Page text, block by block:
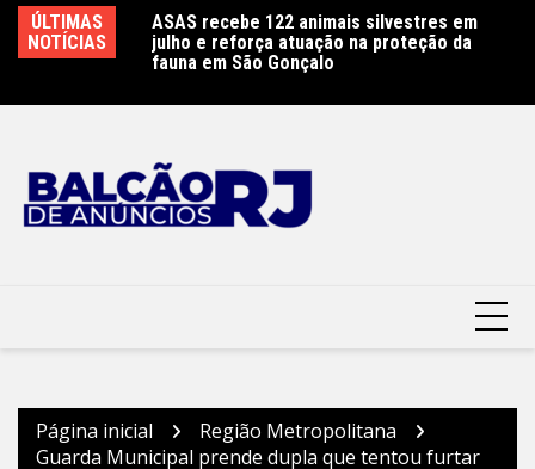
para
ÚLTIMAS
NOTÍCIAS
ASAS recebe 122 animais silvestres em
julho e reforça atuação na proteção da
fauna em São Gonçalo
Feira atrai gonçalenses ao Parque RJ Nosso
Sonho neste sábado
Página inicial
Região Metropolitana
Guarda Municipal prende dupla que tentou furtar